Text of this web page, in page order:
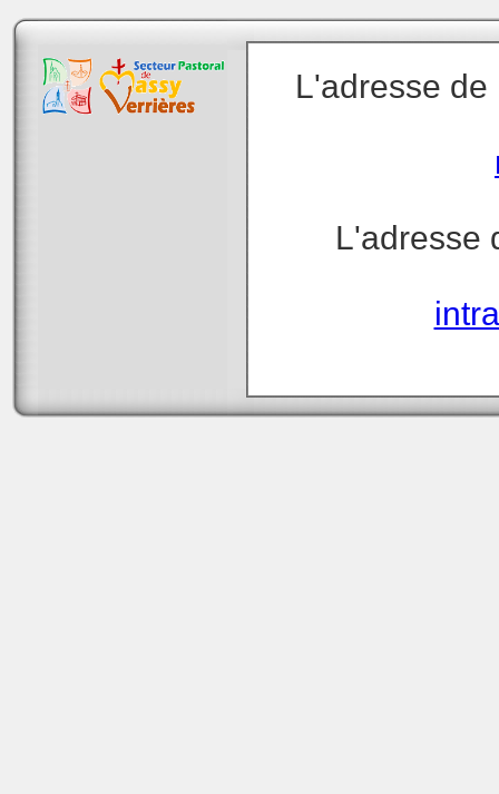
L'adresse de
L'adresse